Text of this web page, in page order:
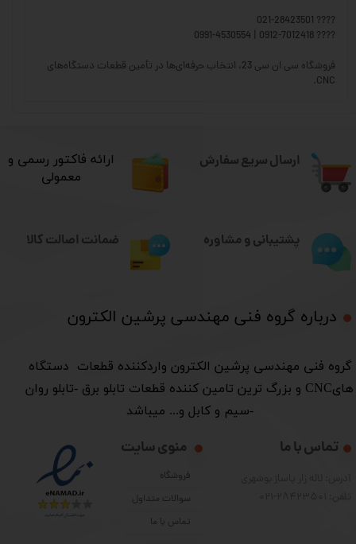
???? 021-28423501
???? 0912-7012418 | 0991-4530554
فروشگاه سی ان سی 23، انتخاب حرفه‌ای‌ها در تأمین قطعات دستگاه‌های
CNC.
ارسال سریع سفارش
درباره گروه فنی مهندسی پرشین الکترون​​​​​​​
​گروه فنی مهندسی پرشین الکترون واردکننده قطعات دستگاه
هایCNC و بزرگ ترین تامین کننده قطعات تابلو برق -تابلو روان
-سیم و کابل و... میباشد
منوی سایت
فروشگاه
سوالات متداول
تماس با ما
تماس با ما
​ارائه فاکتور رسمی و
معمولی
پشتیبانی و مشاوره ضمانت اصالت کالا